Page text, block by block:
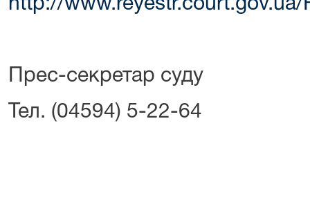
http://
Прес-секретар суду
Тел. (04594) 5-22-64